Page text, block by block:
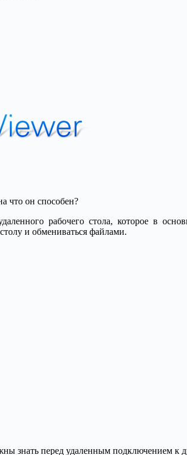
что он способен?
рабочего стола, которое в
и обмениваться файлами.
знать перед удаленным подключением к